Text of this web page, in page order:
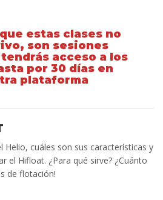
estas clases no
son sesiones
acceso a los
por 30 días en
plataforma
Helio, cuáles son sus características y
el Hifloat. ¿Para qué sirve? ¿Cuánto
de flotación!